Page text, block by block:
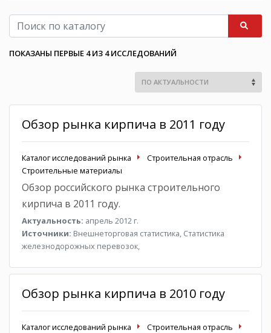
ПОКАЗАНЫ ПЕРВЫЕ 4 ИЗ 4 ИССЛЕДОВАНИЙ
Обзор рынка кирпича в 2011 году
Каталог исследований рынка
Строительная отрасль
Строительные материалы
Обзор российского рынка строительного
кирпича в 2011 году.
Актуальность: апрель 2012 г.
Источники: Внешнеторговая статистика, Статистика
железнодорожных перевозок,
Обзор рынка кирпича в 2010 году
Каталог исследований рынка
Строительная отрасль